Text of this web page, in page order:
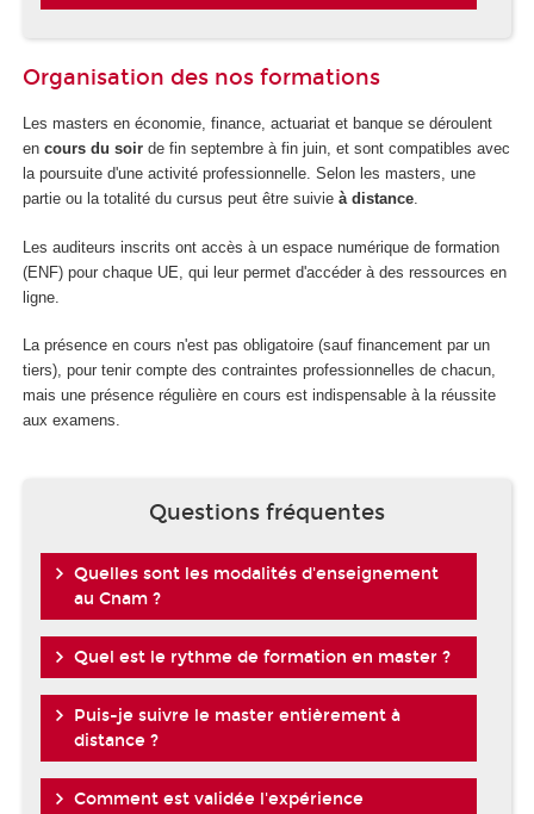
Organisation des nos formations
Les masters en économie, finance, actuariat et banque se déroulent
en cours du soir de fin septembre à fin juin, et sont compatibles avec
la poursuite d'une activité professionnelle. Selon les masters, une
partie ou la totalité du cursus peut être suivie à distance.
Les auditeurs inscrits ont accès à un espace numérique de formation
(ENF) pour chaque UE, qui leur permet d'accéder à des ressources en
ligne.
La présence en cours n'est pas obligatoire (sauf financement par un
tiers), pour tenir compte des contraintes professionnelles de chacun,
mais une présence régulière en cours est indispensable à la réussite
aux examens.
Questions fréquentes
Quelles sont les modalités d'enseignement
au Cnam ?
Quel est le rythme de formation en master ?
Puis-je suivre le master entièrement à
distance ?
Comment est validée l'expérience